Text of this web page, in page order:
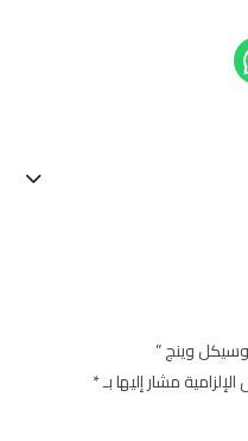
وينج ”
مشار إليها بـ*